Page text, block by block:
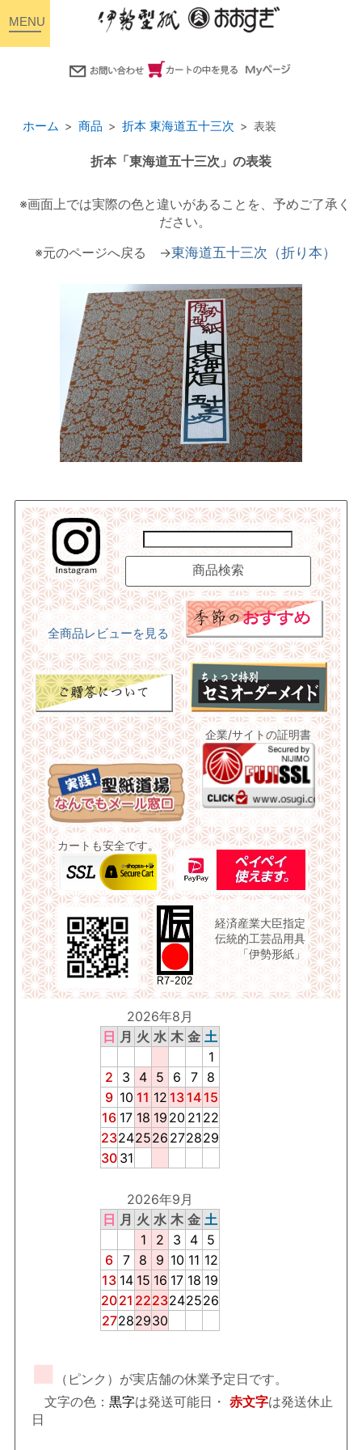
ホーム 商品 折本 東海道五十三次 表装
折本「東海道五十三次」の表装
※画面上では実際の色と違いがあることを、予めご了承く
ださい。
※元のページへ戻る →東海道五十三次（折り本）
全商品レビューを見る
企業/サイトの証明書
カートも安全です。
経済産業大臣指定
伝統的工芸品用具
「伊勢形紙」
2026年8月
日 月 火 水 木 金 土
1
2
3 4 5 6 7
8
9 10 11 12 13 14 15
16 17 18 19 20 21 22
23242526 272829
30 31
2026年9月
日 月 火 水 木 金 土
1
2 3 4 5
6 7 8 9 10 11 12
13 14 15 16 17 18 19
2021 2223242526
27282930
■
（ピンク）が実店舗の休業予定日です。
文字の色： 黒字は発送可能日・ 赤文字は発送休止
日
toggle
navigation